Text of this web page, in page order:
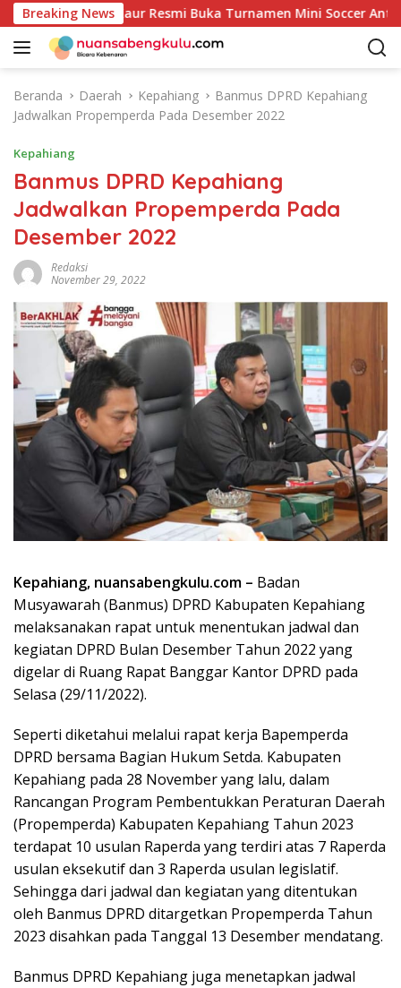
a
Breaking News
81: Bupati Kaur Resmi Buka Turnamen Mini Soccer Antar
Beranda Daerah Kepahiang
Banmus DPRD Kepahiang
Jadwalkan Propemperda Pada Desember 2022
Kepahiang
Banmus DPRD Kepahiang
Jadwalkan Propemperda Pada
Desember 2022
Redaksi
November 29, 2022
Kepahiang, nuansabengkulu.com – Badan
Musyawarah (Banmus) DPRD Kabupaten Kepahiang
melaksanakan rapat untuk menentukan jadwal dan
kegiatan DPRD Bulan Desember Tahun 2022 yang
digelar di Ruang Rapat Banggar Kantor DPRD pada
Selasa (29/11/2022).
Seperti diketahui melalui rapat kerja Bapemperda
DPRD bersama Bagian Hukum Setda. Kabupaten
Kepahiang pada 28 November yang lalu, dalam
Rancangan Program Pembentukkan Peraturan Daerah
(Propemperda) Kabupaten Kepahiang Tahun 2023
terdapat 10 usulan Raperda yang terdiri atas 7 Raperda
usulan eksekutif dan 3 Raperda usulan legislatif.
Sehingga dari jadwal dan kegiatan yang ditentukan
oleh Banmus DPRD ditargetkan Propemperda Tahun
2023 disahkan pada Tanggal 13 Desember mendatang.
Banmus DPRD Kepahiang juga menetapkan jadwal